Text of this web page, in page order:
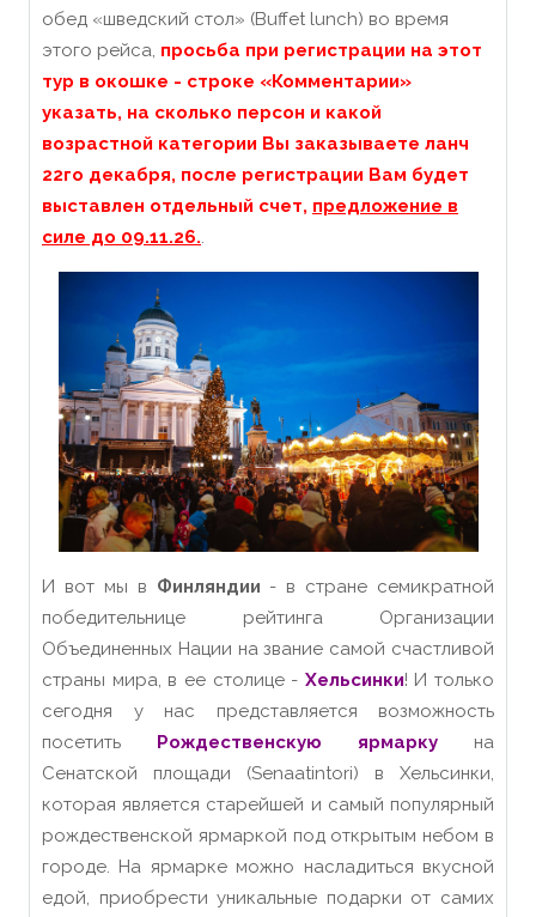
обед «шведский стол» (Buffet lunch) во время
этого рейса, просьба при регистрации на этот
тур в окошке - строке «Комментарии»
указать, на сколько персон и какой
возрастной категории Вы заказываете ланч
22го декабря, после регистрации Вам будет
выставлен отдельный счет, предложение в
силе до 09.11.26..
И вот мы в Финляндии - в стране семикратной
победительнице рейтинга Организации
Объединенных Нации на звание самой счастливой
страны мира, в ее столице - Хельсинки! И только
сегодня у нас представляется возможность
посетить Рождественскую ярмарку на
Сенатской площади (Senaatintori) в Хельсинки,
которая является старейшей и самый популярный
рождественской ярмаркой под открытым небом в
городе. На ярмарке можно насладиться вкусной
едой, приобрести уникальные подарки от самих